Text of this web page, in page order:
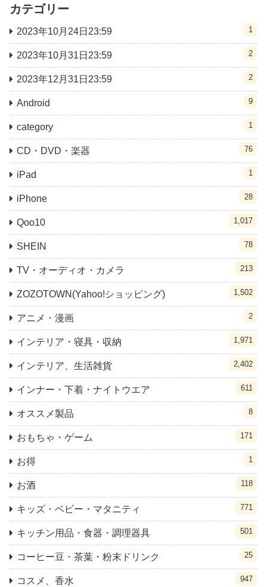
カテゴリー
2023年10月24日23:59 1
2023年10月31日23:59 2
2023年12月31日23:59 2
Android 9
category 1
CD・DVD・楽器 76
iPad 1
iPhone 28
Qoo10 1,017
SHEIN 78
TV・オーディオ・カメラ 213
ZOZOTOWN(Yahoo!ショッピング) 1,502
アニメ・漫画 2
インテリア・寝具・収納 1,971
インテリア、生活雑貨 2,402
インナー・下着・ナイトウエア 611
オススメ製品 8
おもちゃ・ゲーム 171
お得 1
お酒 118
キッズ・ベビー・マタニティ 771
キッチン用品・食器・調理器具 501
コーヒー豆・茶葉・粉末ドリンク 25
コスメ、香水 947